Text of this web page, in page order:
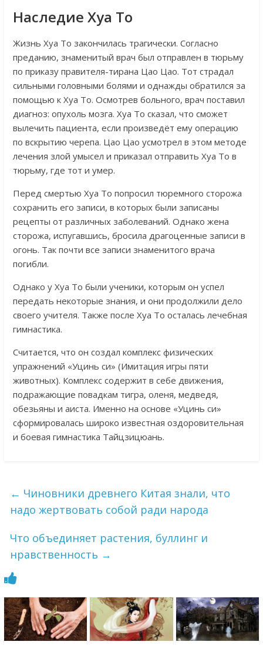
Наследие Хуа То
Жизнь Хуа То закончилась трагически. Согласно
преданию, знаменитый врач был отправлен в тюрьму
по приказу правителя-тирана Цао Цао. Тот страдал
сильными головными болями и однажды обратился за
помощью к Хуа То. Осмотрев больного, врач поставил
диагноз: опухоль мозга. Хуа То сказал, что сможет
вылечить пациента, если произведёт ему операцию
по вскрытию черепа. Цао Цао усмотрел в этом методе
лечения злой умысел и приказал отправить Хуа То в
тюрьму, где тот и умер.
Перед смертью Хуа То попросил тюремного сторожа
сохранить его записи, в которых были записаны
рецепты от различных заболеваний. Однако жена
сторожа, испугавшись, бросила драгоценные записи в
огонь. Так почти все записи знаменитого врача
погибли.
Однако у Хуа То были ученики, которым он успел
передать некоторые знания, и они продолжили дело
своего учителя. Также после Хуа То осталась лечебная
гимнастика.
Считается, что он создал комплекс физических
упражнений «Уцинь си» (Имитация игры пяти
животных). Комплекс содержит в себе движения,
подражающие повадкам тигра, оленя, медведя,
обезьяны и аиста. Именно на основе «Уцинь си»
сформировалась широко известная оздоровительная
и боевая гимнастика Тайцзицюань.
← Чиновники древнего Китая знали, что
надо жертвовать собой ради народа
Что объединяет растения, буллинг и
нравственность →